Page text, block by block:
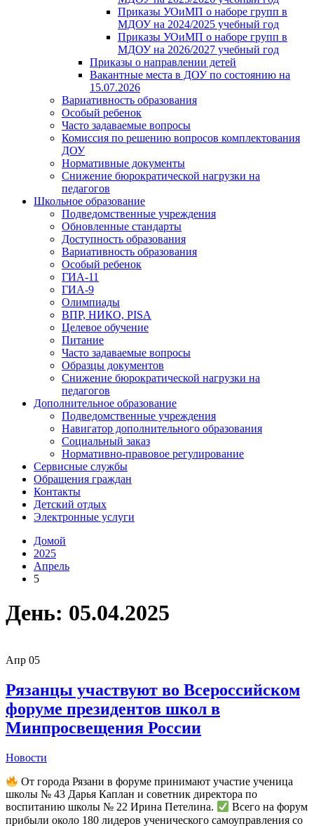
Приказы УОиМП о наборе групп в
МДОУ на 2024/2025 учебный год
Приказы УОиМП о наборе групп в
МДОУ на 2026/2027 учебный год
Приказы о направлении детей
Вакантные места в ДОУ по состоянию на
15.07.2026
Вариативность образования
Особый ребенок
Часто задаваемые вопросы
Комиссия по решению вопросов комплектования
ДОУ
Нормативные документы
Снижение бюрократической нагрузки на
педагогов
Школьное образование
Подведомственные учреждения
Обновленные стандарты
Доступность образования
Вариативность образования
Особый ребенок
ГИА-11
ГИА-9
Олимпиады
ВПР, НИКО, PISA
Целевое обучение
Питание
Часто задаваемые вопросы
Образцы документов
Снижение бюрократической нагрузки на
педагогов
Дополнительное образование
Подведомственные учреждения
Навигатор дополнительного образования
Социальный заказ
Нормативно-правовое регулирование
Сервисные службы
Обращения граждан
Контакты
Детский отдых
Электронные услуги
Домой
2025
Апрель
5
День: 05.04.2025
Апр 05
Рязанцы участвуют во Всероссийском
форуме президентов школ в
Минпросвещения России
Новости
От города Рязани в форуме принимают участие ученица
школы № 43 Дарья Каплан и советник директора по
воспитанию школы № 22 Ирина Петелина.
Всего на форум
прибыли около 180 лидеров ученического самоуправления со